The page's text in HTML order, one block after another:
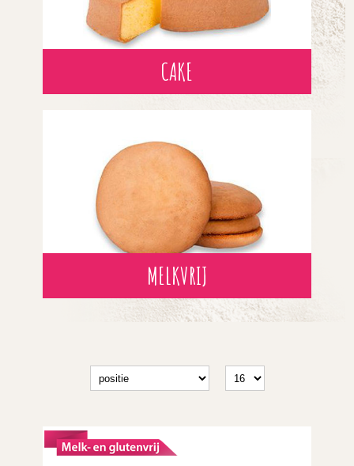
CAKE
MELKVRIJ